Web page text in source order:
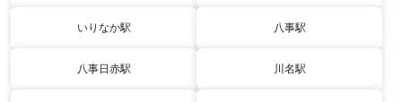
いりなか駅 八事駅
八事日赤駅 川名駅